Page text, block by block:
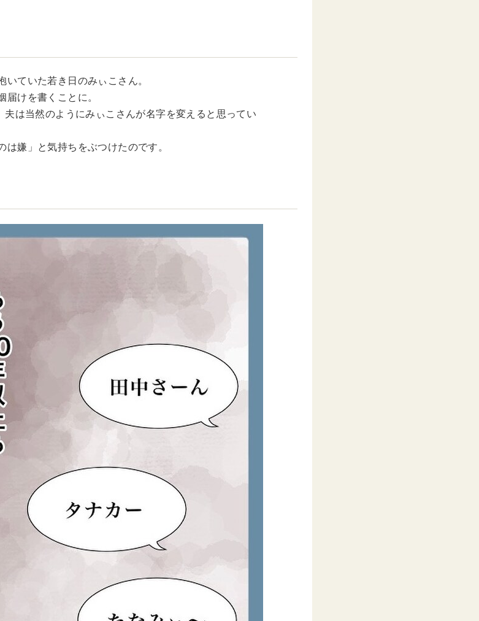
t
ていた若き日のみぃこさん。
けを書くことに。
夫は当然のようにみぃこさんが名字を変えると思ってい
嫌」と気持ちをぶつけたのです。